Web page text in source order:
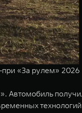
«За рулем» 2026
Автомобиль